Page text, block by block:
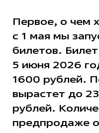
Первое, о чем
с 1 мая мы
билетов.
5 июня 2026
1600 рублей.
вырастет до
рублей.
предпродаже